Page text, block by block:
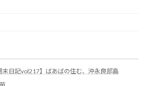
日記vol217】ばあばの住む、沖永良部島